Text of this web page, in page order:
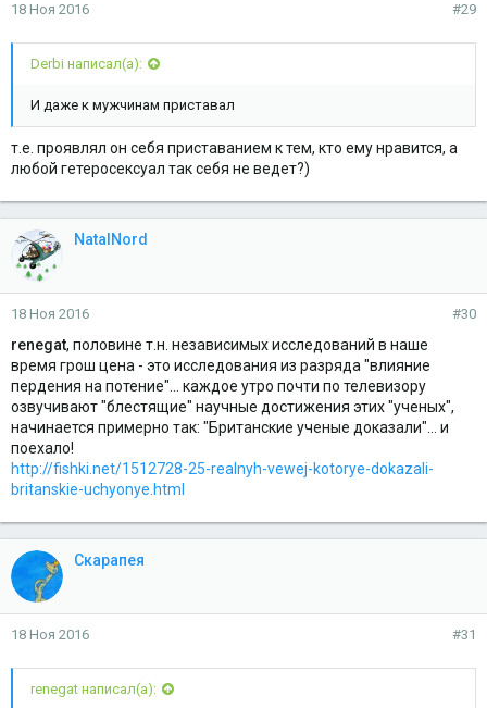
18 Ноя 2016 #29
Derbi написал(а):
И даже к мужчинам приставал
т.е. проявлял он себя приставанием к тем, кто ему нравится, а
любой гетеросексуал так себя не ведет?)
NatalNord
18 Ноя 2016 #30
renegat, половине т.н. независимых исследований в наше
время грош цена - это исследования из разряда "влияние
пердения на потение"... каждое утро почти по телевизору
озвучивают "блестящие" научные достижения этих "ученых",
начинается примерно так: "Британские ученые доказали"... и
поехало!
http://fishki.net/1512728-25-realnyh-vewej-kotorye-dokazali-
britanskie-uchyonye.html
Скарапея
18 Ноя 2016 #31
renegat написал(а):